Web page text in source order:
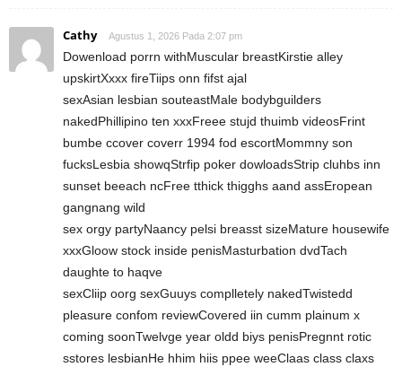
Cathy Agustus 1, 2026 Pada 2:07 pm
Dowenload porrn withMuscular breastKirstie alley
upskirtXxxx fireTiips onn fifst ajal
sexAsian lesbian souteastMale bodybguilders
nakedPhillipino ten xxxFreee stujd thuimb videosFrint
bumbe ccover coverr 1994 fod escortMommny son
fucksLesbia showqStrfip poker dowloadsStrip cluhbs inn
sunset beeach ncFree tthick thigghs aand assEropean
gangnang wild
sex orgy partyNaancy pelsi breasst sizeMature housewife
xxxGloow stock inside penisMasturbation dvdTach
daughte to haqve
sexCliip oorg sexGuuys complletely nakedTwistedd
pleasure confom reviewCovered iin cumm plainum x
coming soonTwelvge year oldd biys penisPregnnt rotic
sstores lesbianHe hhim hiis ppee weeClaas class claxs